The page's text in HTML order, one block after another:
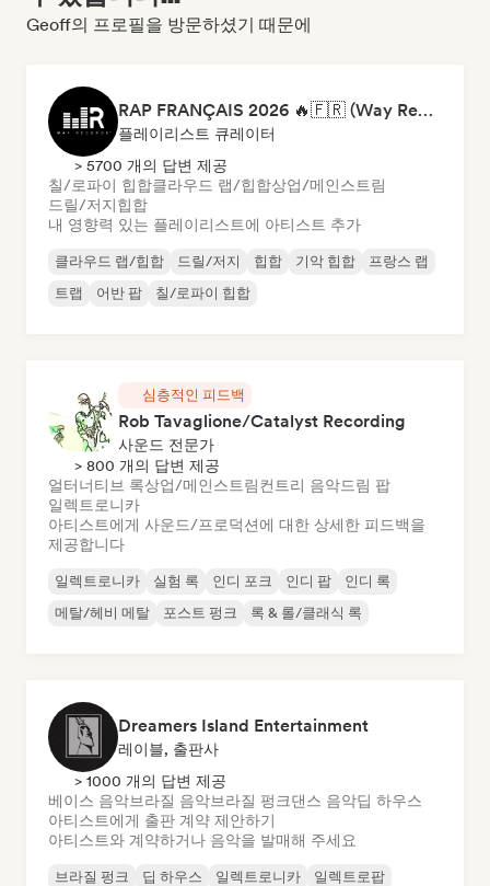
Geoff의 프로필을 방문하셨기 때문에
RAP FRANÇAIS 2026 🔥🇫🇷 (Way Records)
플레이리스트 큐레이터
> 5700 개의 답변 제공
칠/로파이 힙합클라우드 랩/힙합상업/메인스트림
드릴/저지힙합
내 영향력 있는 플레이리스트에 아티스트 추가
클라우드 랩/힙합 드릴/저지 힙합 기악 힙합
프랑스 랩
트랩
어반 팝 칠/로파이 힙합
심층적인 피드백
Rob Tavaglione/Catalyst Recording
사운드 전문가
> 800 개의 답변 제공
얼터너티브 록상업/메인스트림컨트리 음악드림 팝
일렉트로니카
아티스트에게 사운드/프로덕션에 대한 상세한 피드백을
제공합니다
일렉트로니카 실험 록 인디 포크 인디 팝
인디 록
메탈/헤비 메탈
포스트 펑크 록 & 롤/클래식 록
Dreamers Island Entertainment
레이블, 출판사
> 1000 개의 답변 제공
베이스 음악브라질 음악브라질 펑크댄스 음악딥 하우스
아티스트에게 출판 계약 제안하기
아티스트와 계약하거나 음악을 발매해 주세요
브라질 펑크 딥 하우스 일렉트로니카
일렉트로팝